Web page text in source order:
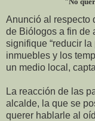
Anunció al respecto
de Biólogos a fin de
signifique “reducir
inmuebles y los
un medio local,
La reacción de las
alcalde, la que se
querer hablarle al